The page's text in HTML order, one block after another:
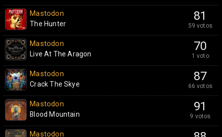
81
59 votos
Mastodon
The Hunter
70
1 voto
Mastodon
Live At The Aragon
87
66 votos
Mastodon
Crack The Skye
91
9 votos
Mastodon
Blood Mountain
Mastodon